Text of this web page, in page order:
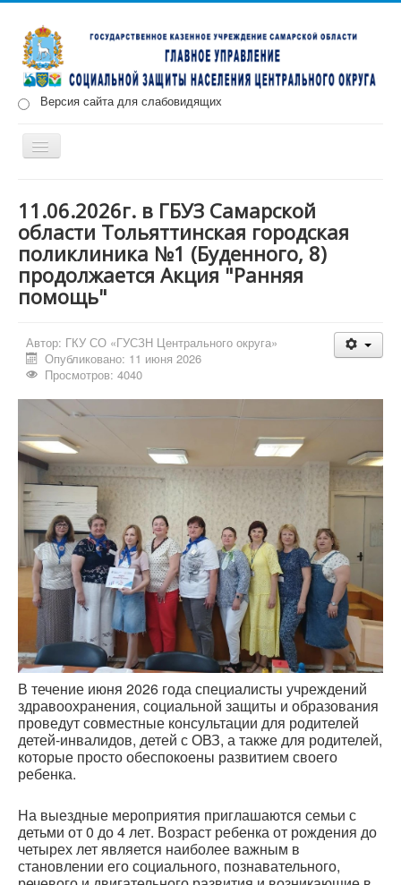
Версия сайта для слабовидящих
Включить/
Меры социальной поддержки
Противодействие коррупции Запись на прием
11.06.2026г. в ГБУЗ Самарской
области Тольяттинская городская
поликлиника №1 (Буденного, 8)
продолжается Акция "Ранняя
помощь"
Автор: ГКУ СО «ГУСЗН Центрального округа»
Опубликовано: 11 июня 2026
Просмотров: 4040
В течение июня 2026 года специалисты учреждений
здравоохранения, социальной защиты и образования
проведут совместные консультации для родителей
детей-инвалидов, детей с ОВЗ, а также для родителей,
которые просто обеспокоены развитием своего
ребенка.
На выездные мероприятия приглашаются семьи с
детьми от 0 до 4 лет. Возраст ребенка от рождения до
четырех лет является наиболее важным в
становлении его социального, познавательного,